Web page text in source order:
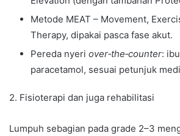
Metode MEAT – Movement,
Therapy, dipakai pasca fase akut.
Pereda nyeri over‑the‑counter:
paracetamol, sesuai petunjuk
2. Fisioterapi dan juga rehabilitasi
Lumpuh sebagian pada grade 2–3